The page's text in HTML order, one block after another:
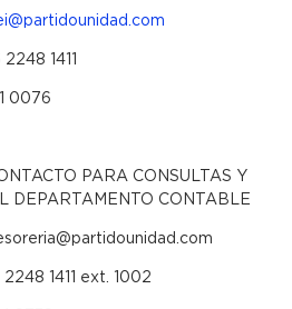
1411
0076
PARA CONSULTAS Y
DEPARTAMENTO CONTABLE
1411 ext. 1002